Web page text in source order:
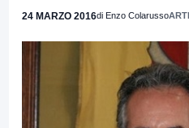
24 MARZO 2016di Enzo Colarusso